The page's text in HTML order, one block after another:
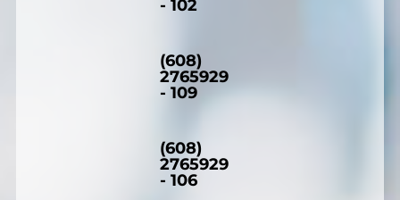
- 102
(608)
2765929
- 109
(608)
2765929
- 106